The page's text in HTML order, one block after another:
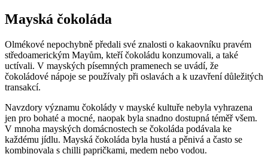
Mayská čokoláda
Olmékové nepochybně předali své znalosti o kakaovníku pravém
středoamerickým Mayům, kteří čokoládu konzumovali, a také
uctívali. V mayských písemných pramenech se uvádí, že
čokoládové nápoje se používaly při oslavách a k uzavření důležitých
transakcí.
Navzdory významu čokolády v mayské kultuře nebyla vyhrazena
jen pro bohaté a mocné, naopak byla snadno dostupná téměř všem.
V mnoha mayských domácnostech se čokoláda podávala ke
každému jídlu. Mayská čokoláda byla hustá a pěnivá a často se
kombinovala s chilli papričkami, medem nebo vodou.